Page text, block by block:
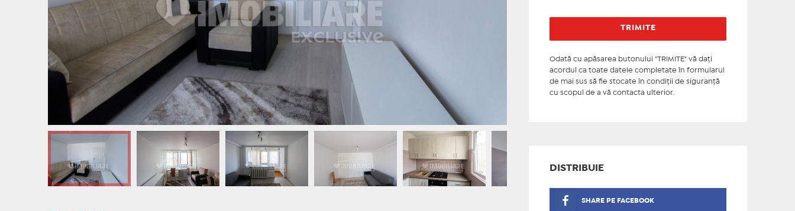
Odată cu apăsarea butonului "TRIMITE" vă daţi
acordul ca toate datele completate în formularul
de mai sus să fie stocate în condiţii de siguranţă
cu scopul de a vă contacta ulterior.
DISTRIBUIE
SHARE PE FACEBOOK